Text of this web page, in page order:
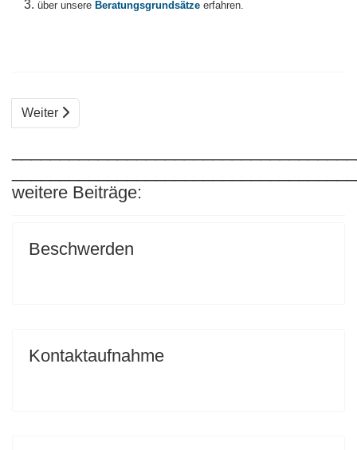
über unsere Beratungsgrundsätze erfahren.
Weiter
weitere Beiträge:
Beschwerden
Kontaktaufnahme